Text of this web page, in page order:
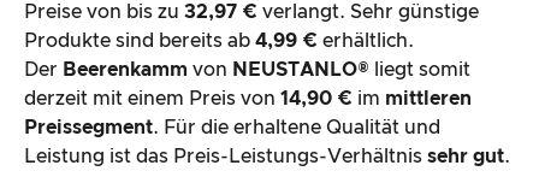
Preise von bis zu 32,97 € verlangt. Sehr günstige
Produkte sind bereits ab 4,99 € erhältlich.
Der Beerenkamm von NEUSTANLO® liegt somit
derzeit mit einem Preis von 14,90 € im mittleren
Preissegment. Für die erhaltene Qualität und
Leistung ist das Preis-Leistungs-Verhältnis sehr gut.